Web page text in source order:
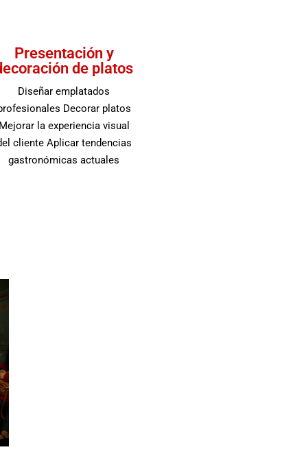
Presentación y
de platos
Diseñar emplatados
Decorar platos
Mejorar la experiencia visual
cliente Aplicar tendencias
gastronómicas actuales